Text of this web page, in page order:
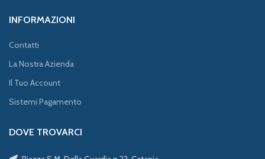
INFORMAZIONI
Contatti
La Nostra Azienda
Il Tuo Account
Sistemi Pagamento
DOVE TROVARCI